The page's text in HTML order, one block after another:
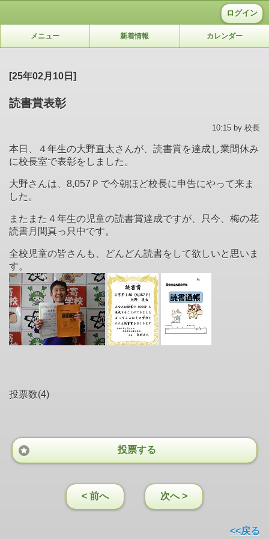
ログイン
メニュー 新着情報 カレンダー
[25年02月10日]
読書賞表彰
10:15 by 校長
本日、４年生の大野直太さんが、読書賞を達成し業間休み
に校長室で表彰をしました。
大野さんは、 8,057 Ｐで今朝ほど校長に申告にやって来ま
した。
またまた４年生の児童の読書賞達成ですが、只今、梅の花
読書月間真っ只中です。
全校児童の皆さんも、どんどん読書をして欲しいと思いま
す。
投票数(4)
投票する
< 前へ 次へ >
<<戻る